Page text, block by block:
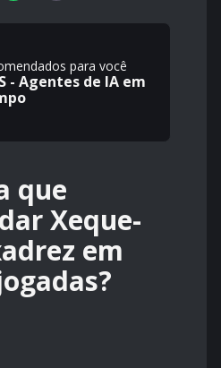
para você
- Agentes de IA em
que
Xeque-
em